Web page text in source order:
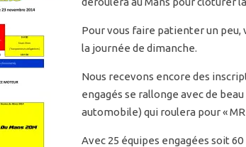
Pour vous faire patienter un
la journée de dimanche.
Nous recevons encore des
engagés se rallonge avec de
automobile) qui roulera pour « MR
Avec 25 équipes engagées soit